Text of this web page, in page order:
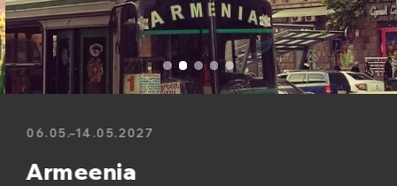
06.05.–14.05.2027
Armeenia